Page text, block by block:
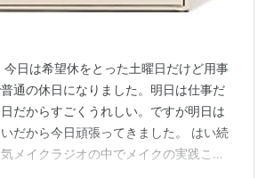
今日は希望休をとった土曜日だけど用事
通の休日になりました。明日は仕事だ
だからすごくうれしい。ですが明日は
だから今日頑張ってきました。 はい続
メイクラジオの中でメイクの実践これ